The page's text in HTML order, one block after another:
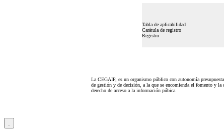
Tabla de aplicabilidad
Carátula de registro
Registro
La CEGAIP, es un organismo público con autonomía
de gestión y de decisión, a la que se encomienda el fomento y la
derecho de acceso a la información púbica.